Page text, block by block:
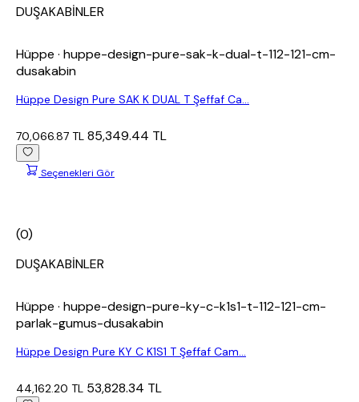
DUŞAKABİNLER
Hüppe · huppe-design-pure-sak-k-dual-t-112-121-cm-
dusakabin
Hüppe Design Pure SAK K DUAL T Şeffaf Ca...
70,066.87 TL 85,349.44 TL
Seçenekleri Gör
(0)
DUŞAKABİNLER
Hüppe · huppe-design-pure-ky-c-k1s1-t-112-121-cm-
parlak-gumus-dusakabin
Hüppe Design Pure KY C K1S1 T Şeffaf Cam...
44,162.20 TL 53,828.34 TL